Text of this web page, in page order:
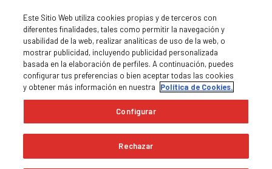
MENÚ 
Original
Este Sitio Web utiliza cookies propias y de terceros con
diferentes finalidades, tales como permitir la navegación y
usabilidad de la web, realizar analíticas de uso de la web, o
mostrar publicidad, incluyendo publicidad personalizada
basada en la elaboración de perfiles. A continuación, puedes
configurar tus preferencias o bien aceptar todas las cookies
y obtener más información en nuestra
Política de Cookies.
Configurar
Rechazar